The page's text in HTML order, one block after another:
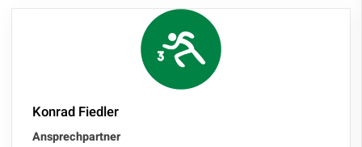
Konrad Fiedler
Ansprechpartner